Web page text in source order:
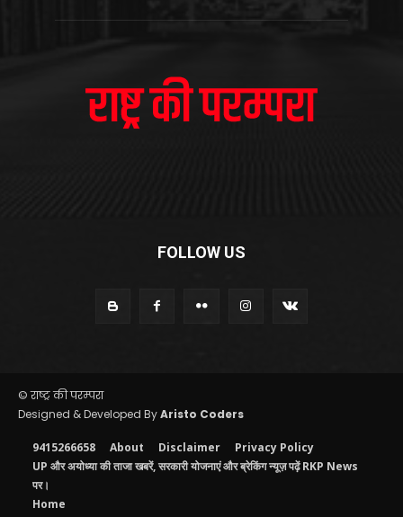
FOLLOW US
© राष्ट्र की परम्परा
Designed & Developed ByAristo Coders
9415266658 About Disclaimer
Privacy Policy
UP और अयोध्या की ताजा खबरें, सरकारी योजनाएं और ब्रेकिंग न्यूज़ पढ़ें RKP News
पर।
Home